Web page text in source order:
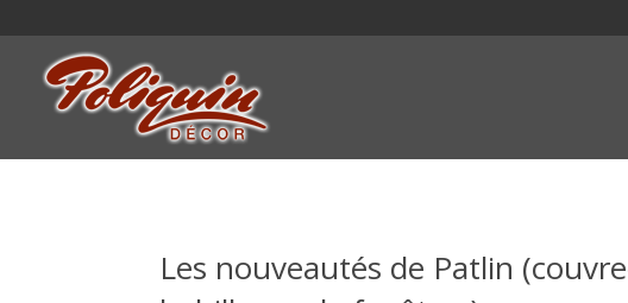
Les nouveautés de Patlin